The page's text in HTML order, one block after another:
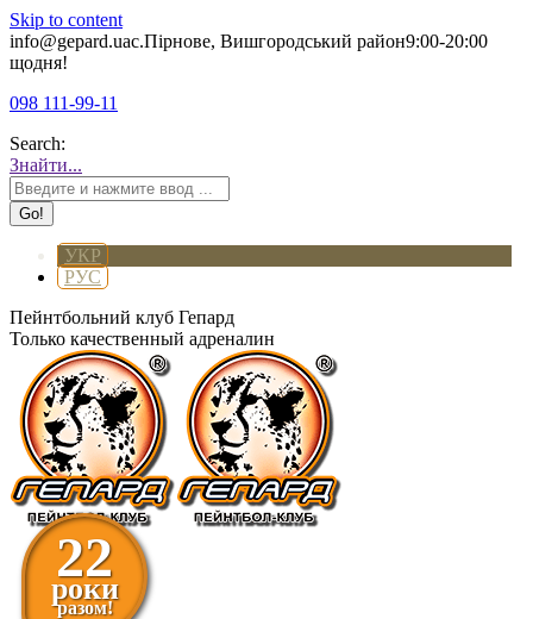
Skip to content
info@gepard.uaс.Пірнове, Вишгородський район9:00-20:00
щодня!
098 111-99-11
Search:
Знайти...
УКР
РУС
Пейнтбольний клуб Гепард
Только качественный адреналин
22
роки
разом!